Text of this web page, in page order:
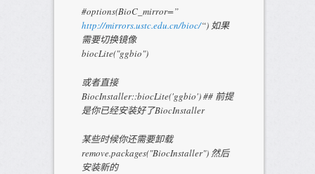
#options(BioC_mirror=”
http://mirrors.ustc.edu.cn/bioc/“) 如果
需要切换镜像
biocLite("ggbio")
或者直接
BiocInstaller::biocLite('ggbio') ## 前提
是你已经安装好了BiocInstaller
某些时候你还需要卸载
remove.packages("BiocInstaller") 然后
安装新的